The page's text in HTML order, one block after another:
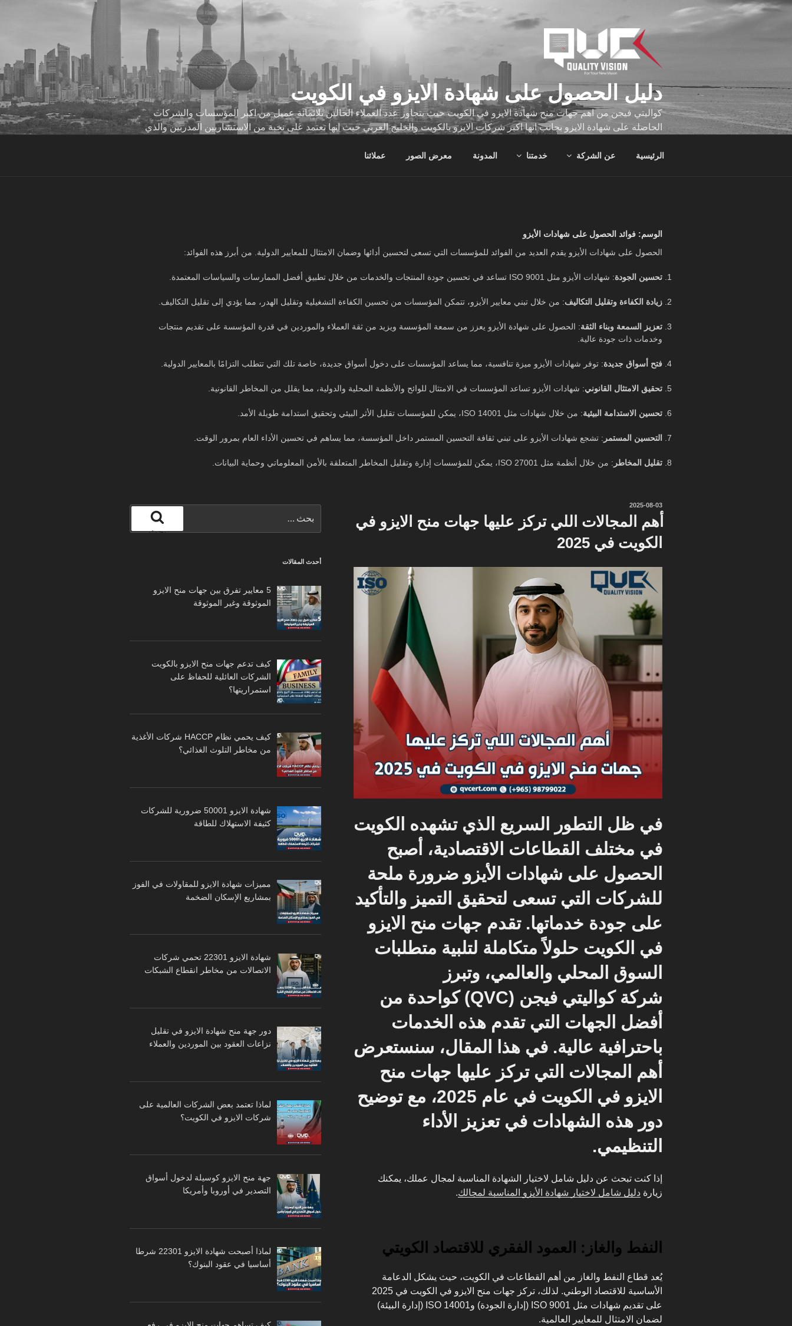
التجاوز
دليل الحصول على شهادة الايزو في الكويت
كواليتي فيجن من اهم جهات منح شهادة الايزو في الكويت حيث يتجاوز عدد العملاء الحالين ثلاثمائة عميل من اكبر المؤسسات والشركات
الحاصله على شهادة الايزو بجانب انها اكبر شركات الايزو بالكويت والخليج العربي حيث انها تعتمد على نخبة من الاستشاريين المدربين والذي
الرئيسية عن الشركة خدمتنا المدونة معرض الصور عملائنا
الوسم: فوائد الحصول على شهادات الأيزو
الحصول على شهادات الأيزو يقدم العديد من الفوائد للمؤسسات التي تسعى لتحسين أدائها وضمان الامتثال للمعايير الدولية. من أبرز هذه الفوائد:
تحسين الجودة: شهادات الأيزو مثل ISO 9001 تساعد في تحسين جودة المنتجات والخدمات من خلال تطبيق أفضل الممارسات والسياسات المعتمدة.
زيادة الكفاءة وتقليل التكاليف: من خلال تبني معايير الأيزو، تتمكن المؤسسات من تحسين الكفاءة التشغيلية وتقليل الهدر، مما يؤدي إلى تقليل التكاليف.
تعزيز السمعة وبناء الثقة: الحصول على شهادة الأيزو يعزز من سمعة المؤسسة ويزيد من ثقة العملاء والموردين في قدرة المؤسسة على تقديم منتجات
وخدمات ذات جودة عالية.
فتح أسواق جديدة: توفر شهادات الأيزو ميزة تنافسية، مما يساعد المؤسسات على دخول أسواق جديدة، خاصة تلك التي تتطلب التزامًا بالمعايير الدولية.
تحقيق الامتثال القانوني: شهادات الأيزو تساعد المؤسسات في الامتثال للوائح والأنظمة المحلية والدولية، مما يقلل من المخاطر القانونية.
تحسين الاستدامة البيئية: من خلال شهادات مثل ISO 14001، يمكن للمؤسسات تقليل الأثر البيئي وتحقيق استدامة طويلة الأمد.
التحسين المستمر : تشجع شهادات الأيزو على تبني ثقافة التحسين المستمر داخل المؤسسة، مما يساهم في تحسين الأداء العام بمرور الوقت.
تقليل المخاطر : من خلال أنظمة مثل ISO 27001، يمكن للمؤسسات إدارة وتقليل المخاطر المتعلقة بالأمن المعلوماتي وحماية البيانات.
نُشر
في
2025-08-03
أهم المجالات اللي تركز عليها جهات منح الايزو في
الكويت في 2025
في ظل التطور السريع الذي تشهده الكويت
في مختلف القطاعات الاقتصادية، أصبح
الحصول على شهادات الأيزو ضرورة ملحة
للشركات التي تسعى لتحقيق التميز والتأكيد
على جودة خدماتها. تقدم جهات منح الايزو
في الكويت حلولاً متكاملة لتلبية متطلبات
السوق المحلي والعالمي، وتبرز
شركةكواليتي فيجن (QVC)
كواحدة من
أفضل الجهات التي تقدم هذه الخدمات
باحترافية عالية. في هذا المقال، سنستعرض
أهم المجالات التي تركز عليها جهات منح
الايزو في الكويت في عام 2025، مع توضيح
دور هذه الشهادات في تعزيز الأداء
التنظيمي.
إذا كنت تبحث عن دليل شامل لاختيار الشهادة المناسبة لمجال عملك، يمكنك
زيارة دليل شامل لاختيار شهادة الأيزو المناسبة لمجالك.
النفط والغاز: العمود الفقري للاقتصاد الكويتي
يُعد قطاع النفط والغاز من أهم القطاعات في الكويت، حيث يشكل الدعامة
الأساسية للاقتصاد الوطني. لذلك، تركز جهات منح الايزو في الكويت في 2025
على تقديم شهادات مثل ISO 9001 (إدارة الجودة) وISO 14001 (إدارة البيئة)
لضمان الامتثال للمعايير العالمية.
عن:
بحث
أحدث المقالات
5 معايير تفرق بين جهات منح الايزو
الموثوقة وغير الموثوقة
كيف تدعم جهات منح الايزو بالكويت
الشركات العائلية للحفاظ على
استمراريتها؟
كيف يحمي نظام HACCP شركات الأغذية
من مخاطر التلوث الغذائي؟
شهادة الايزو 50001 ضرورية للشركات
كثيفة الاستهلاك للطاقة
مميزات شهادة الايزو للمقاولات في الفوز
بمشاريع الإسكان الضخمة
شهادة الايزو 22301 تحمي شركات
الاتصالات من مخاطر انقطاع الشبكات
دور جهة منح شهادة الايزو في تقليل
نزاعات العقود بين الموردين والعملاء
لماذا تعتمد بعض الشركات العالمية على
شركات الايزو في الكويت؟
جهة منح الايزو كوسيلة لدخول أسواق
التصدير في أوروبا وأمريكا
لماذا أصبحت شهادة الايزو 22301 شرطا
أساسيا في عقود البنوك؟